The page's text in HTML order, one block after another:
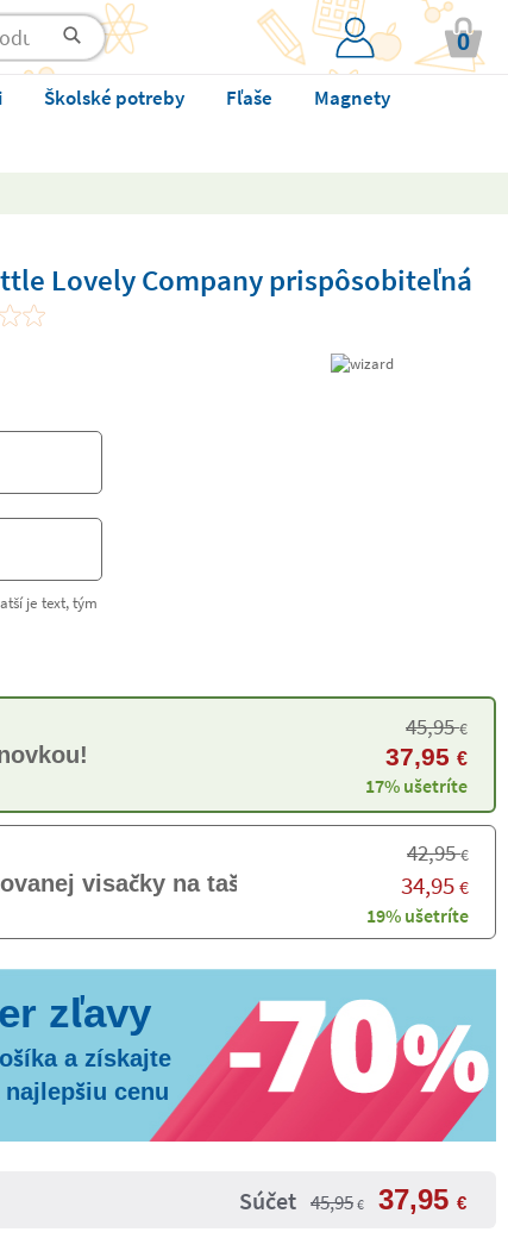
0
Školské potreby Fľaše
Magnety
Lovely Company prispôsobiteľná
je text, tým
45,95€
37,95 €
17% ušetríte
visačky na tašku
42,95€
34,95 €
19% ušetríte
a získajte
najlepšiu cenu
Súčet 45,95 € 37,95 €